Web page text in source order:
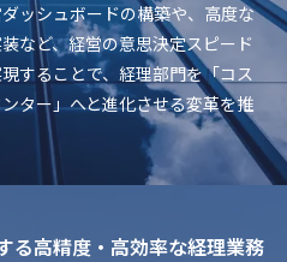
ッシュボードの構築や、高度な
など、経営の意思決定スピード
することで、経理部門を「コス
ター」へと進化させる変革を推
る高精度・高効率な経理業務